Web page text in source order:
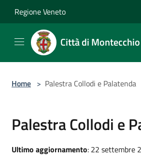
Regione Veneto
Città di
Home > Palestra Collodi e Palatenda
Palestra Collodi e
Ultimo aggiornamento: 22 settembre